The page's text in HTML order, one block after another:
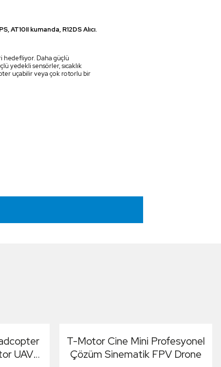
kumanda, R12DS Alıcı.
hedefliyor. Daha güçlü
yedekli sensörler, sıcaklık
uçabilir veya çok rotorlu bir
UAV
T-Motor Cine Mini Profesyonel
Çözüm Sinematik FPV Drone